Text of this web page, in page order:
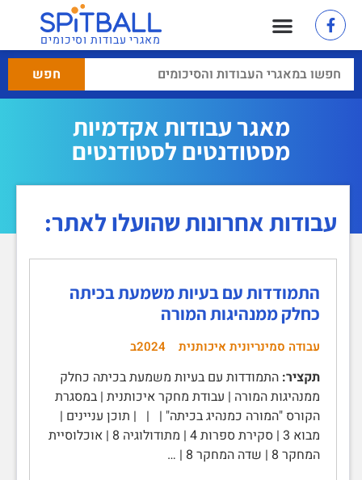
מאגרי עבודות וסיכומים
מאגר עבודות אקדמיות
מסטודנטים לסטודנטים
עבודות אחרונות שהועלו לאתר:
התמודדות עם בעיות משמעת בכיתה
כחלק ממנהיגות המורה
עבודה סמינריונית איכותנית 2024ב
תקציר: התמודדות עם בעיות משמעת בכיתה כחלק
ממנהיגות המורה | עבודת מחקר איכותנית | במסגרת
הקורס "המורה כמנהיג בכיתה" | | | תוכן עניינים |
מבוא 3 | סקירת ספרות 4 | מתודולוגיה 8 | אוכלוסיית
המחקר 8 | שדה המחקר 8 | …